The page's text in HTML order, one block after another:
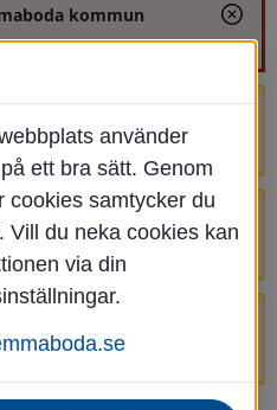
kommun
på Centrumtorget
använder
ett bra sätt. Genom
cookies samtycker du
Vill du neka cookies kan
via din